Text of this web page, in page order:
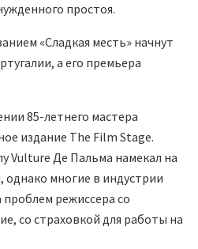
простоя.
«Сладкая месть» начнут
а его премьера
85-летнего мастера
издание The Film Stage.
Vulture Де Пальма намекал на
однако многие в индустрии
режиссера со
со страховкой для работы на